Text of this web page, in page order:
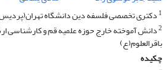
1 دکتری تخصصی فلسفه دین دانشگاه تهران(پردیس
2دانش آموخته خارج حوزه علمیه قم و کارشناسی
باقرالعلوم(ع)
چکیده